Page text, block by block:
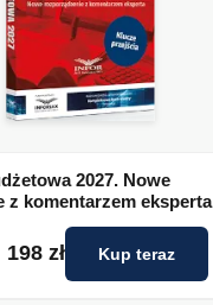
2027. Nowe
z komentarzem eksperta
198 zł Kup teraz